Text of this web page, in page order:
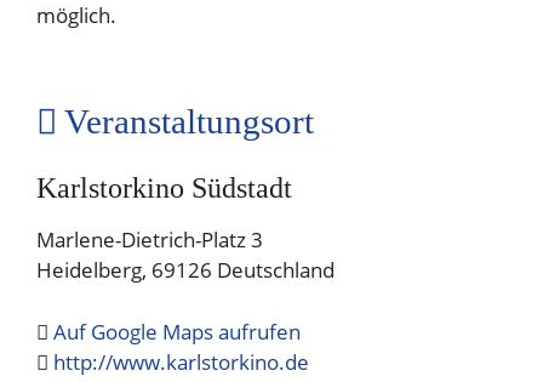
möglich.
Veranstaltungsort
Karlstorkino Südstadt
Marlene-Dietrich-Platz 3
Heidelberg, 69126 Deutschland
Auf Google Maps aufrufen
http://www.karlstorkino.de